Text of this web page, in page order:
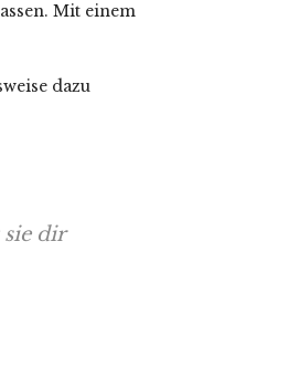
Mit einem
dazu
sie dir